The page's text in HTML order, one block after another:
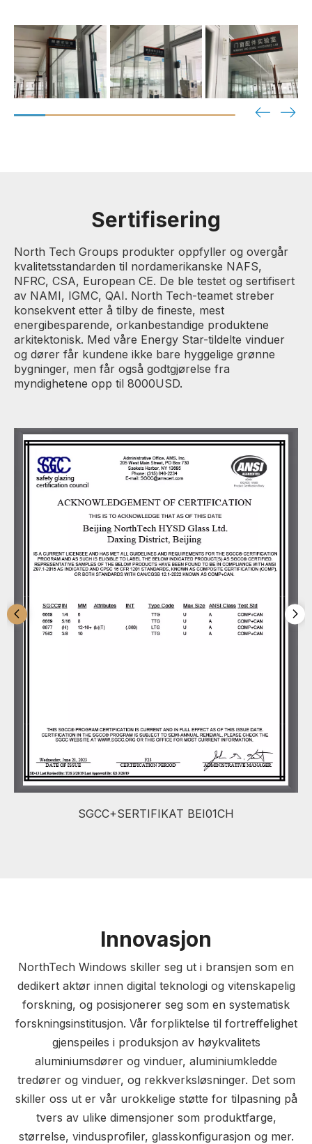
Sertifisering
North Tech Groups produkter oppfyller og overgår
kvalitetsstandarden til nordamerikanske NAFS,
NFRC, CSA, European CE. De ble testet og sertifisert
av NAMI, IGMC, QAI. North Tech-teamet streber
konsekvent etter å tilby de fineste, mest
energibesparende, orkanbestandige produktene
arkitektonisk. Med våre Energy Star-tildelte vinduer
og dører får kundene ikke bare hyggelige grønne
bygninger, men får også godtgjørelse fra
myndighetene opp til 8000USD.
SGCC+SERTIFIKAT BEI01CH
Innovasjon
NorthTech Windows skiller seg ut i bransjen som en
dedikert aktør innen digital teknologi og vitenskapelig
forskning, og posisjonerer seg som en systematisk
forskningsinstitusjon. Vår forpliktelse til fortreffelighet
gjenspeiles i produksjon av høykvalitets
aluminiumsdører og vinduer, aluminiumkledde
tredører og vinduer, og rekkverksløsninger. Det som
skiller oss ut er vår urokkelige støtte for tilpasning på
tvers av ulike dimensjoner som produktfarge,
størrelse, vindusprofiler, glasskonfigurasjon og mer.